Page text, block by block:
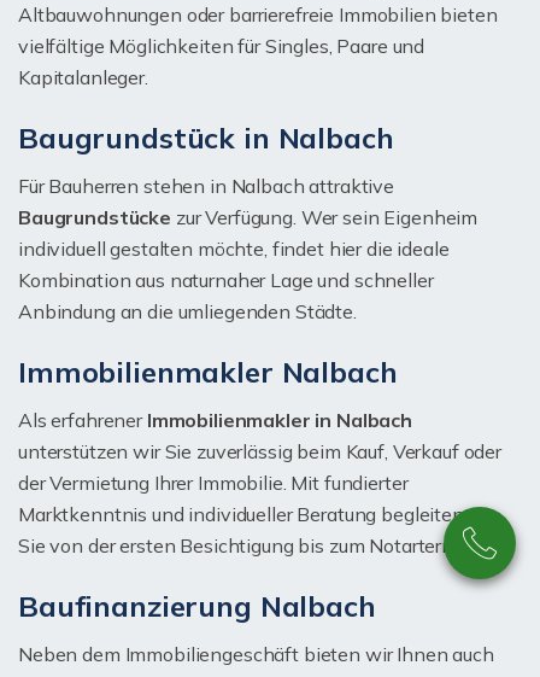
Altbauwohnungen oder barrierefreie Immobilien bieten
vielfältige Möglichkeiten für Singles, Paare und
Kapitalanleger.
Baugrundstück in Nalbach
Für Bauherren stehen in Nalbach attraktive
Baugrundstücke zur Verfügung. Wer sein Eigenheim
individuell gestalten möchte, findet hier die ideale
Kombination aus naturnaher Lage und schneller
Anbindung an die umliegenden Städte.
Immobilienmakler Nalbach
Als erfahrener Immobilienmakler in Nalbach
unterstützen wir Sie zuverlässig beim Kauf, Verkauf oder
der Vermietung Ihrer Immobilie. Mit fundierter
Marktkenntnis und individueller Beratung begleiten wir
Sie von der ersten Besichtigung bis zum Notartermin.
Baufinanzierung Nalbach
Neben dem Immobiliengeschäft bieten wir Ihnen auch